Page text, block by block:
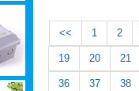
<< 1 2
19 20 21
36 37 38